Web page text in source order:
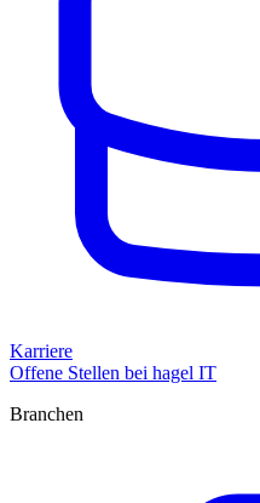
Karriere
Offene Stellen bei hagel IT
Branchen